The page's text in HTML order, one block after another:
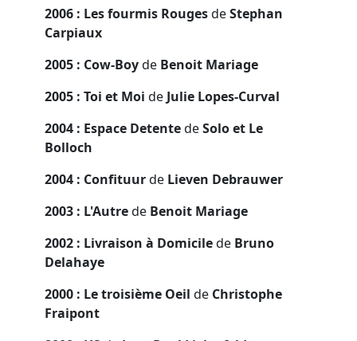
2006 : Les fourmis RougesdeStephan
Carpiaux
2005 : Cow-Boyde Benoit Mariage
2005 : Toi et Moi de Julie Lopes-Curval
2004 : Espace DetentedeSolo et Le
Bolloch
2004 : Confituurde Lieven Debrauwer
2003 : L'Autrede Benoit Mariage
2002 : Livraison à Domicilede Bruno
Delahaye
2000 : Le troisième Oeil de Christophe
Fraipont